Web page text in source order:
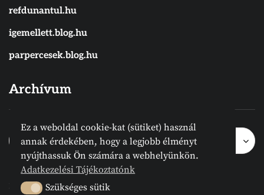
refdunantul.hu
igemellett.blog.hu
parpercesek.blog.hu
Archívum
Archívum
Hónap kijelölése
Archívum
2024 © Megvanirva.hu - Minden jog
Ez a weboldal cookie-kat (sütiket) használ
annak érdekében, hogy a legjobb élményt
nyújthassuk Ön számára a webhelyünkön.
Adatkezelési Tájékoztatónk
Szükséges sütik
Szükséges sütik